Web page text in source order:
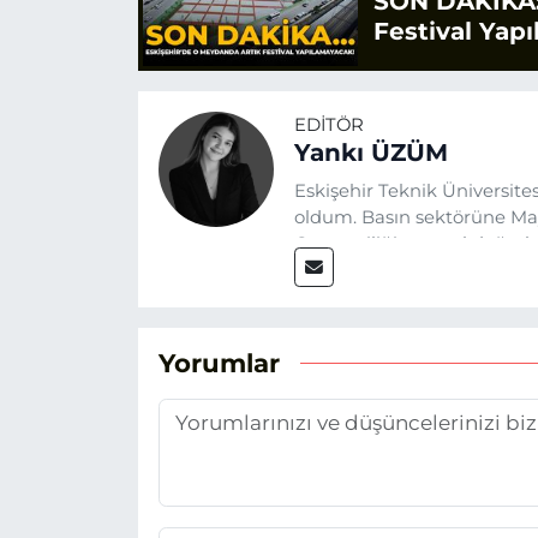
Festival
EDITÖR
Yankı ÜZÜM
Eskişehir Teknik
oldum. Basın sektörüne
Gazeteciliğin temel
Eskişehir gündemini en
Yorumlar